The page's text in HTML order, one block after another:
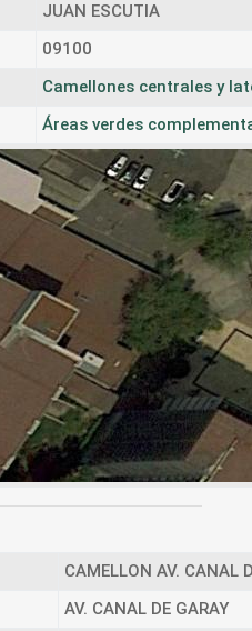
JUAN ESCUTIA
09100
Camellones centrales y
Áreas verdes
CAMELLON AV. CANAL
AV. CANAL DE GARAY